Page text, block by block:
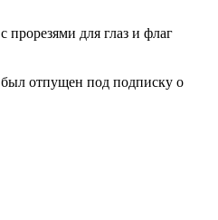
для глаз и флаг
был отпущен под подписку о